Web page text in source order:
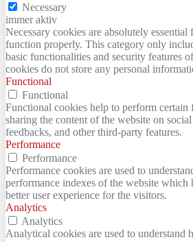
Necessary
immer aktiv
Necessary cookies are absolutely essential
function properly. This category only
basic functionalities and security features
cookies do not store any personal
Functional
Functional
Functional cookies help to perform
sharing the content of the website on
feedbacks, and other third-party features.
Performance
Performance
Performance cookies are used to
performance indexes of the website which
better user experience for the visitors.
Analytics
Analytics
Analytical cookies are used to understand